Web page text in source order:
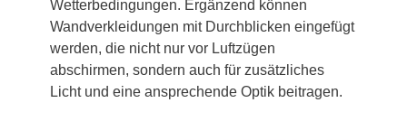
Wetterbedingungen. Ergänzend können
Wandverkleidungen mit Durchblicken eingefügt
werden, die nicht nur vor Luftzügen
abschirmen, sondern auch für zusätzliches
Licht und eine ansprechende Optik beitragen.